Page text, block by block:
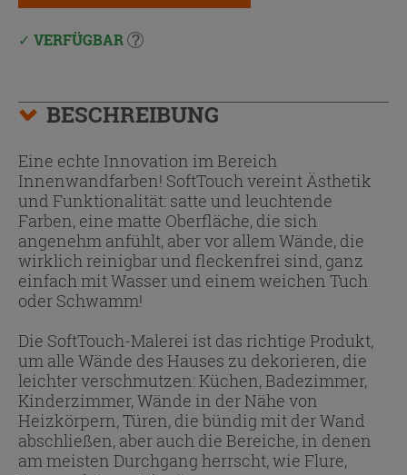
VERFÜGBAR
BESCHREIBUNG
Eine echte Innovation im Bereich
Innenwandfarben! SoftTouch vereint Ästhetik
und Funktionalität: satte und leuchtende
Farben, eine matte Oberfläche, die sich
angenehm anfühlt, aber vor allem Wände, die
wirklich reinigbar und fleckenfrei sind, ganz
einfach mit Wasser und einem weichen Tuch
oder Schwamm!
Die SoftTouch-Malerei ist das richtige Produkt,
um alle Wände des Hauses zu dekorieren, die
leichter verschmutzen: Küchen, Badezimmer,
Kinderzimmer, Wände in der Nähe von
Heizkörpern, Türen, die bündig mit der Wand
abschließen, aber auch die Bereiche, in denen
am meisten Durchgang herrscht, wie Flure,